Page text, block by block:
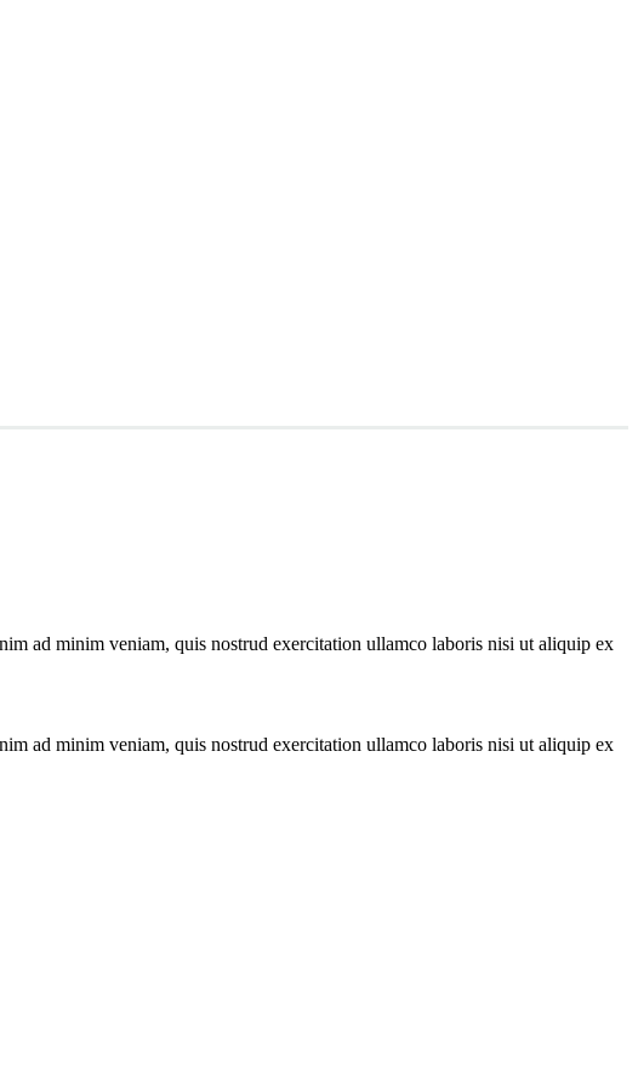
ad minim veniam, quis nostrud exercitation ullamco laboris nisi ut aliquip ex
ad minim veniam, quis nostrud exercitation ullamco laboris nisi ut aliquip ex